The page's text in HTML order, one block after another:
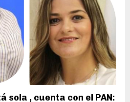
sola , cuenta con el PAN: